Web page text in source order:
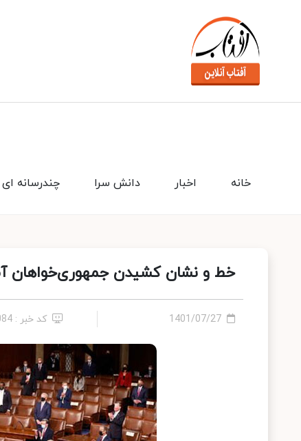
چندرسانه ای دانش سرا اخبار خانه
خط و نشان کشیدن جمهوری‌خواهان
1401/07/27 کد خبر : 11084